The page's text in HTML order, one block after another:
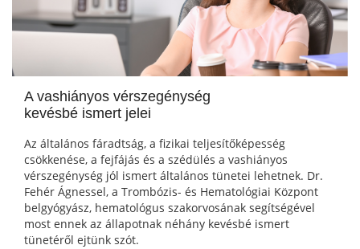
A vashiányos vérszegénység
kevésbé ismert jelei
Az általános fáradtság, a fizikai teljesítőképesség
csökkenése, a fejfájás és a szédülés a vashiányos
vérszegénység jól ismert általános tünetei lehetnek. Dr.
Fehér Ágnessel, a Trombózis- és Hematológiai Központ
belgyógyász, hematológus szakorvosának segítségével
most ennek az állapotnak néhány kevésbé ismert
tünetéről ejtünk szót.